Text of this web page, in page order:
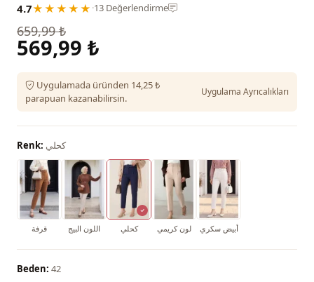
4.7★★★★★ ·13 Değerlendirme
659,99 ₺
569,99 ₺
Uygulamada üründen 14,25 ₺
parapuan kazanabilirsin.
Uygulama Ayrıcalıkları
Renk: كحلي
قرفة اللون البيج كحلي لون كريمي أبيض سكري
Beden: 42